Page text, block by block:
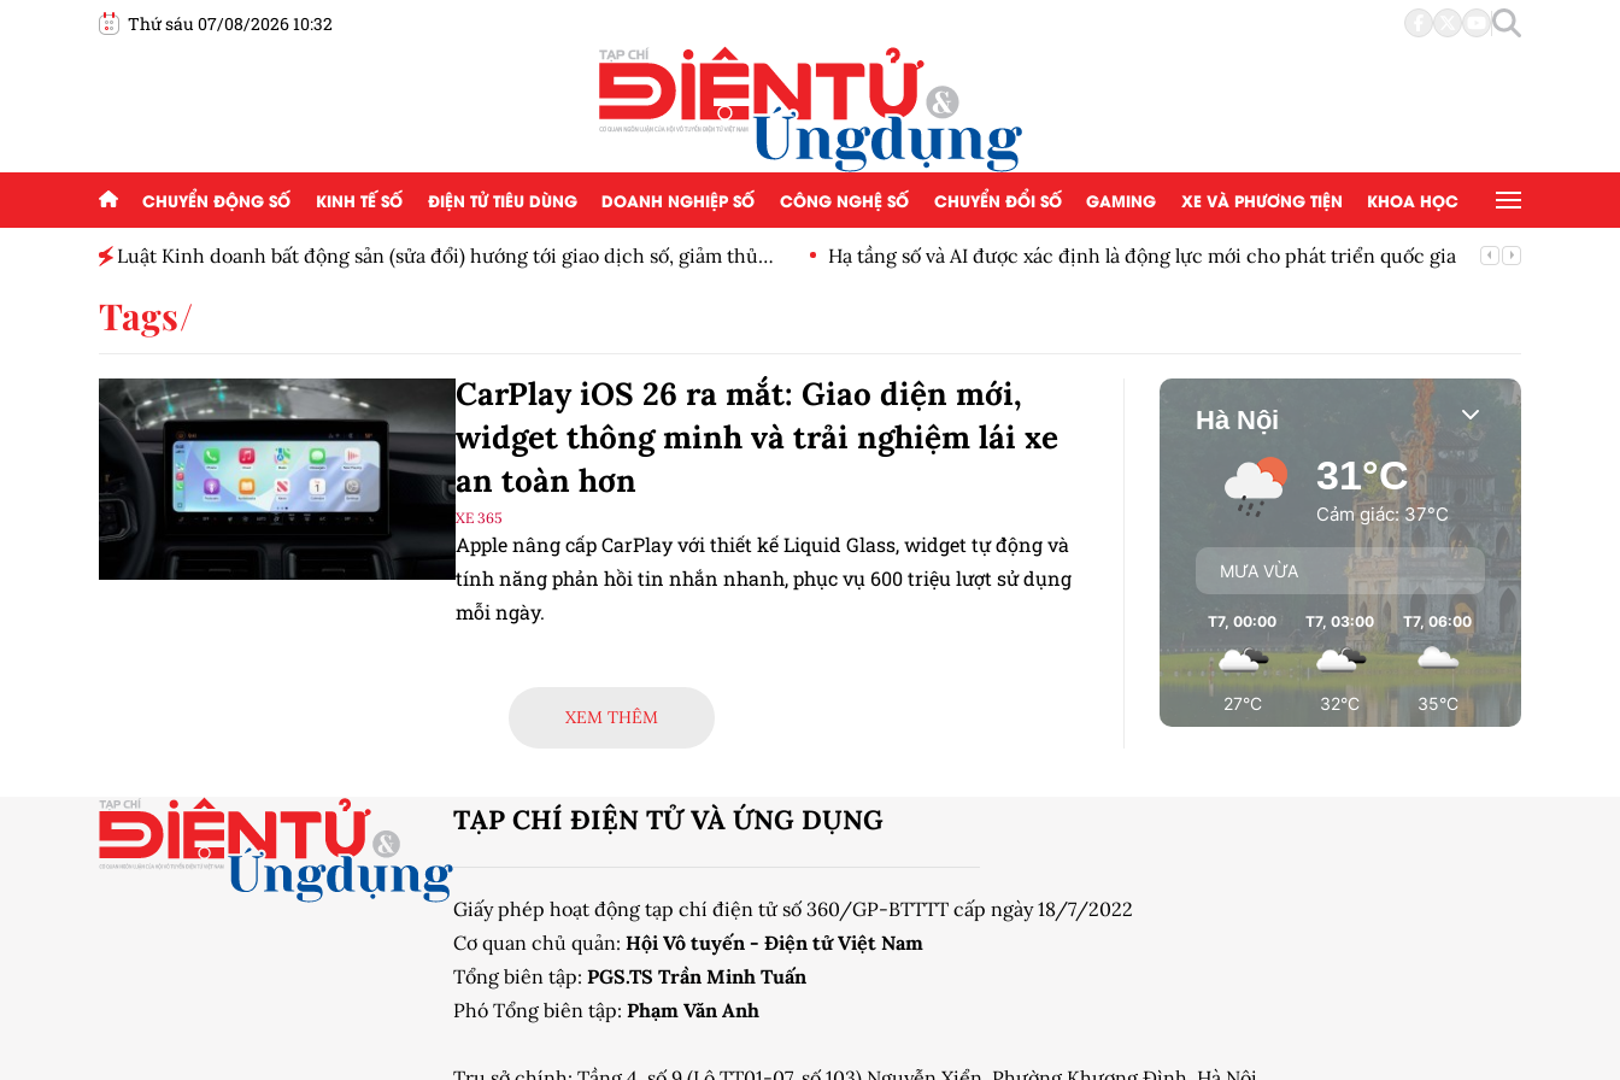
Thứ sáu 07/08/2026 10:32
CHUYỂN ĐỘNG SỐ KINH TẾ SỐ ĐIỆN TỬ TIÊU DÙNG DOANH NGHIỆP SỐ CÔNG NGHỆ SỐ CHUYỂN ĐỔI SỐ GAMING XE VÀ PHƯƠNG TIỆN KHOA HỌC
Luật Kinh doanh bất động sản (sửa đổi) hướng tới giao dịch số, giảm thủ
Hạ tầng số và AI được xác định là động lực mới cho phát triển quốc gia
Tags
CarPlay iOS 26 ra mắt: Giao diện mới,
widget thông minh và trải nghiệm lái xe
an toàn hơn
XE 365
Apple nâng cấp CarPlay với thiết kế Liquid Glass, widget tự động và
tính năng phản hồi tin nhắn nhanh, phục vụ 600 triệu lượt sử dụng
mỗi ngày.
XEM THÊM
Hà Nội
31°C
Cảm giác: 37°C
MƯA VỪA
T7, 00:00
27°C
T7, 03:00
32°C
T7, 06:00
35°C
TẠP CHÍ ĐIỆN TỬ VÀ ỨNG DỤNG
Giấy phép hoạt động tạp chí điện tử số 360/GP-BTTTT cấp ngày 18/7/2022
Cơ quan chủ quản: Hội Vô tuyến - Điện tử Việt Nam
Tổng biên tập: PGS.TS Trần Minh Tuấn
Phó Tổng biên tập: Phạm Văn Anh